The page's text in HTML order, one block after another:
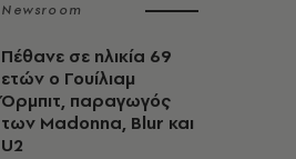
Newsroom
Πέθανε σε ηλικία 69
ετών ο Γουίλιαμ
Όρμπιτ, παραγωγός
των Madonna, Blur και
U2